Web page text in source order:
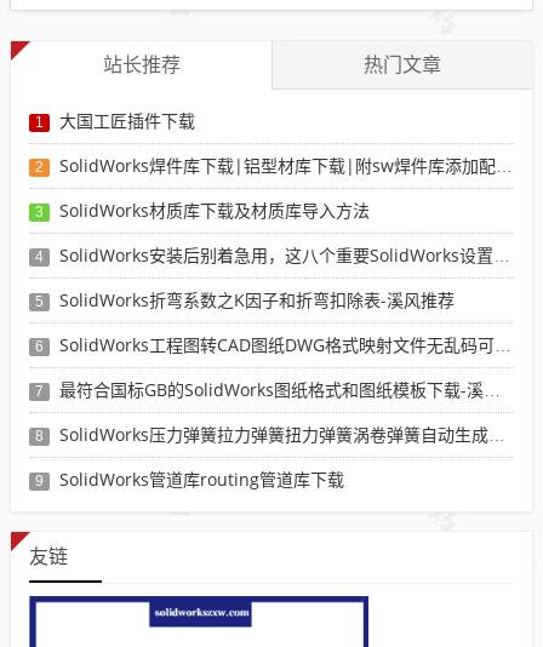
站长推荐 热门文章
1 大国工匠插件下载
2 SolidWorks焊件库下载|铝型材库下载|附sw焊件库添加配置使用教程
3 SolidWorks材质库下载及材质库导入方法
4 SolidWorks安装后别着急用，这八个重要SolidWorks设置可以提高你的画图效率
5 SolidWorks折弯系数之K因子和折弯扣除表-溪风推荐
6 SolidWorks工程图转CAD图纸DWG格式映射文件无乱码可分层-溪风亲测推荐
7 最符合国标GB的SolidWorks图纸格式和图纸模板下载-溪风专用版
8 SolidWorks压力弹簧拉力弹簧扭力弹簧涡卷弹簧自动生成宏程序下载
9 SolidWorks管道库routing管道库下载
友链